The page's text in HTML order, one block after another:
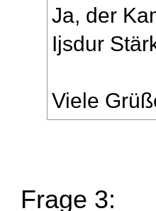
Ja, der
Ijsdur
Viele
Frage 3: